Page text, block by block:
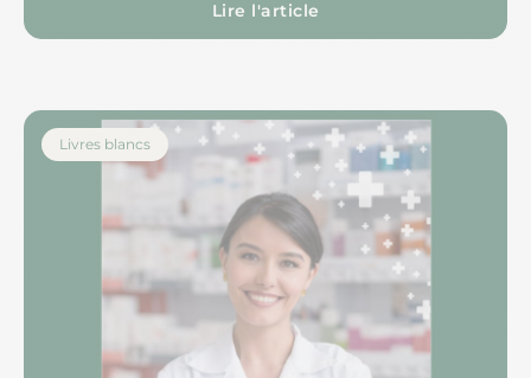
Lire l'article
Livres blancs